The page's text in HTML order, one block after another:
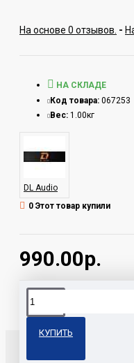
На основе 0 отзывов. -
990.00р.
НА СКЛАДЕ
Код товара: 067253
Вес: 1.00кг
DL Audio
0 Этот товар купили
КУПИТЬ
Теги: